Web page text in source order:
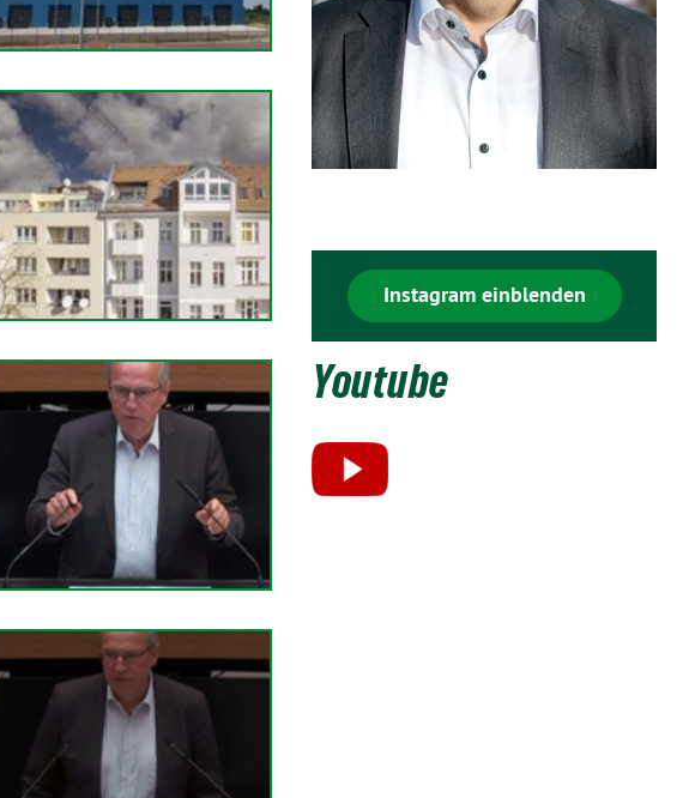
Instagram einblenden
Youtube